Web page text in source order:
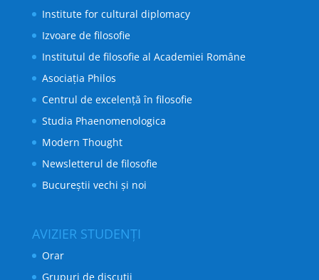
Institute for cultural diplomacy
Izvoare de filosofie
Institutul de filosofie al Academiei Române
Asociația Philos
Centrul de excelență în filosofie
Studia Phaenomenologica
Modern Thought
Newsletterul de filosofie
Bucureștii vechi și noi
AVIZIER STUDENȚI
Orar
Grupuri de discutii